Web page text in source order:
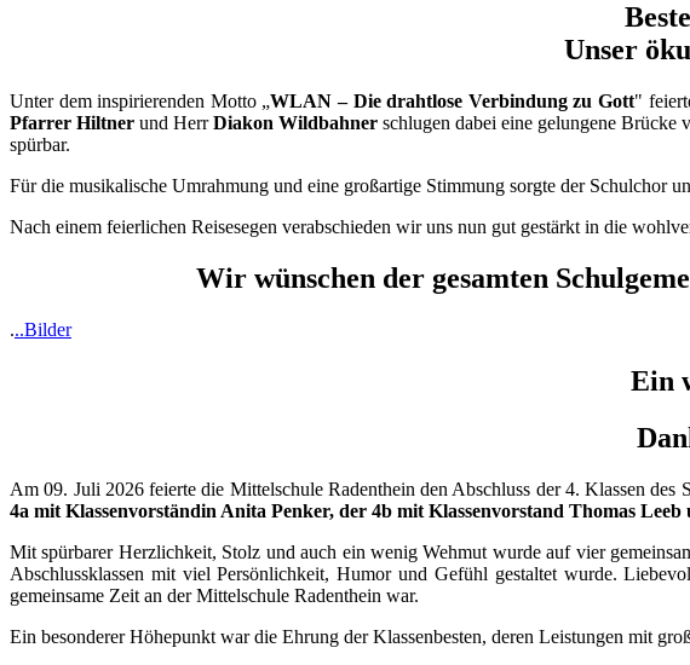
Unser
Unter dem inspirierenden Motto „WLAN – Die drahtlose Verbindung zu Gott"
Pfarrer Hiltner und HerrDiakon Wildbahner schlugen dabei eine gelungene
spürbar.
Für die musikalische Umrahmung und eine großartige Stimmung sorgte der Schulchor
Nach einem feierlichen Reisesegen verabschieden wir uns nun gut gestärkt in die
Wir wünschen der gesamten
...Bilder
Ein
Am 09. Juli 2026 feierte die Mittelschule Radenthein den Abschluss der 4. Klassen
4a mit Klassenvorständin Anita Penker, der 4b mit Klassenvorstand Thomas
Mit spürbarer Herzlichkeit, Stolz und auch ein wenig Wehmut wurde auf vier
Abschlussklassen mit viel Persönlichkeit, Humor und Gefühl gestaltet wurde.
gemeinsame Zeit an der Mittelschule Radenthein war.
Ein besonderer Höhepunkt war die Ehrung der Klassenbesten, deren Leistungen mit